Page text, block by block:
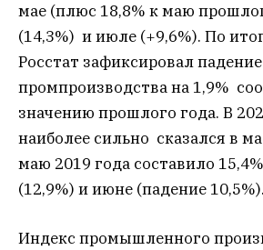
мае (плюс 18,8% к маю
(14,3%) и июле (+9,6%). По
Росстат зафиксировал падение
промпроизводства на 1,9%
значению прошлого года. В
наиболее сильно сказался в
маю 2019 года составило
(12,9%) и июне (падение 10,5%).
Индекс промышленного